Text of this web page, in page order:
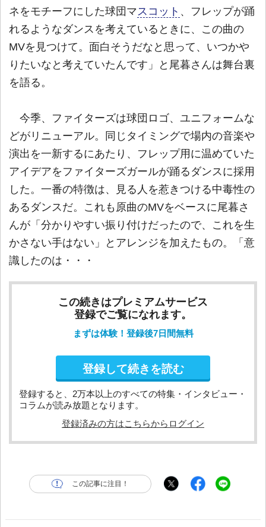
ネをモチーフにした球団マ スコット 、フレップが踊
れるようなダンスを考えているときに、この曲の
MVを見つけて。面白そうだなと思って、いつかや
りたいなと考えていたんです」と尾暮さんは舞台裏
を語る。
今季、ファイターズは球団ロゴ、ユニフォームな
どがリニューアル。同じタイミングで場内の音楽や
演出を一新するにあたり、フレップ用に温めていた
アイデアをファイターズガールが踊るダンスに採用
した。一番の特徴は、見る人を惹きつける中毒性の
あるダンスだ。これも原曲のMVをベースに尾暮さ
んが「分かりやすい振り付けだったので、これを生
かさない手はない」とアレンジを加えたもの。「意
識したのは・・・
この続きはプレミアムサービス
登録でご覧になれます。
まずは体験！登録後7日間無料
登録して続きを読む
登録すると、2万本以上のすべての特集・インタビュー・
コラムが読み放題となります。
登録済みの方はこちらからログイン
この記事に注目！